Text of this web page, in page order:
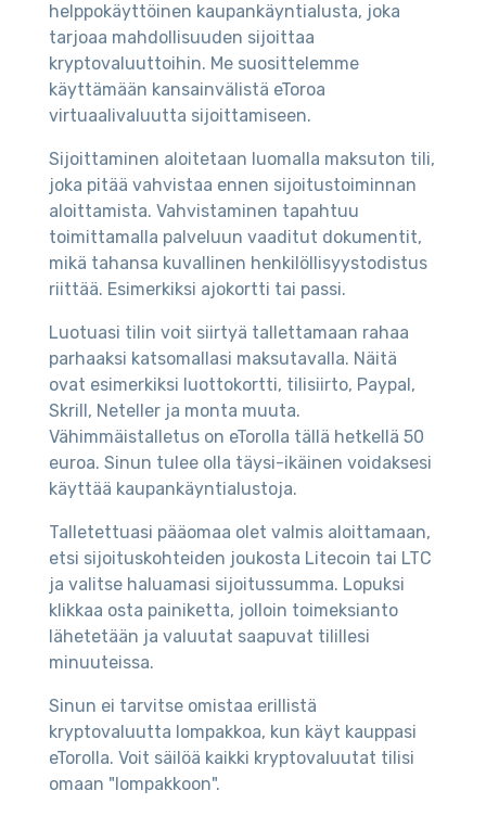
helppokäyttöinen kaupankäyntialusta, joka
tarjoaa mahdollisuuden sijoittaa
kryptovaluuttoihin. Me suosittelemme
käyttämään kansainvälistä eToroa
virtuaalivaluutta sijoittamiseen.
Sijoittaminen aloitetaan luomalla maksuton tili,
joka pitää vahvistaa ennen sijoitustoiminnan
aloittamista. Vahvistaminen tapahtuu
toimittamalla palveluun vaaditut dokumentit,
mikä tahansa kuvallinen henkilöllisyystodistus
riittää. Esimerkiksi ajokortti tai passi.
Luotuasi tilin voit siirtyä tallettamaan rahaa
parhaaksi katsomallasi maksutavalla. Näitä
ovat esimerkiksi luottokortti, tilisiirto, Paypal,
Skrill, Neteller ja monta muuta.
Vähimmäistalletus on eTorolla tällä hetkellä 50
euroa. Sinun tulee olla täysi-ikäinen voidaksesi
käyttää kaupankäyntialustoja.
Talletettuasi pääomaa olet valmis aloittamaan,
etsi sijoituskohteiden joukosta Litecoin tai LTC
ja valitse haluamasi sijoitussumma. Lopuksi
klikkaa osta painiketta, jolloin toimeksianto
lähetetään ja valuutat saapuvat tilillesi
minuuteissa.
Sinun ei tarvitse omistaa erillistä
kryptovaluutta lompakkoa, kun käyt kauppasi
eTorolla. Voit säilöä kaikki kryptovaluutat tilisi
omaan "lompakkoon".